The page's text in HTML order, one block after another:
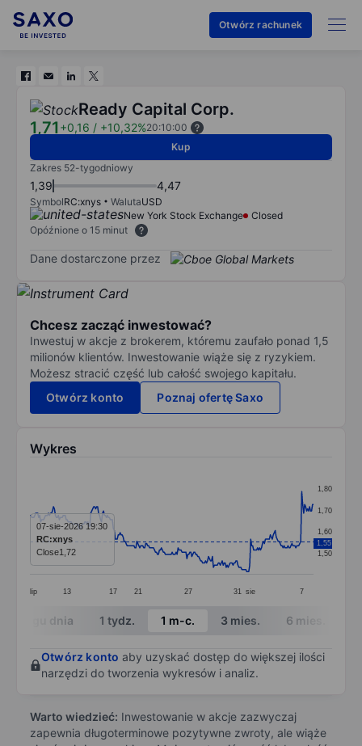
Otwórz rachunek
Ready Capital Corp.
1,71+0,16 / +10,32%20:10:00
Kup
Zakres 52-tygodniowy
1,39 4,47
SymbolRC:xnys WalutaUSD
New York Stock Exchange
Closed
Opóźnione o 15 minut
Dane dostarczone przez
Chcesz zacząć inwestować?
Inwestuj w akcje z brokerem, któremu zaufało ponad 1,5
milionów klientów. Inwestowanie wiąże się z ryzykiem.
Możesz stracić część lub całość swojego kapitału.
Otwórz konto
Poznaj ofertę Saxo
Wykres
Line chart with 290 data points.
The chart has 1 X axis displaying categories.
The chart has 1 Y axis displaying values. Data ranges
lip 13 17 21 27 31 sie 7
1,50
1,60
1,70
1,80
1,55
07-sie-2026 19:30
RC:xnys
Close1,72
End of interactive chart.
W ciągu dnia 1 tydz. 1 m-c. 3 mies. 6 mies.
Otwórz konto aby uzyskać dostęp do większej ilości
narzędzi do tworzenia wykresów i analiz.
Warto wiedzieć: Inwestowanie w akcje zazwyczaj
zapewnia długoterminowe pozytywne zwroty, ale wiąże